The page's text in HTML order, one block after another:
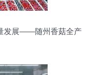
发展——随州香菇全产